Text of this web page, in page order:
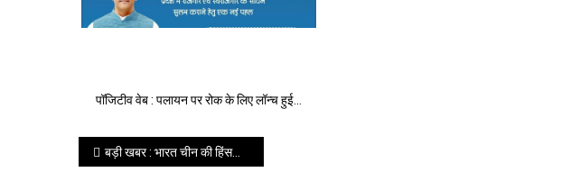
पॉजिटीव वेब : पलायन पर रोक के लिए लॉन्च हुई…
Post
बड़ी खबर : भारत चीन की हिंसक झड़प में 20 भारतीय जवान शहीद, चीन के 43 जवान हताहत , पढे पूरी खबर ।।web news।।